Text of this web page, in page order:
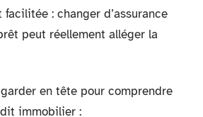
: changer d’assurance
peut réellement alléger la
en tête pour comprendre
immobilier :